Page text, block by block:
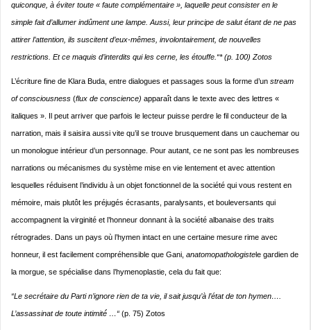
quiconque, à éviter toute « faute complémentaire », laquelle peut consister en le
simple fait d’allumer indûment une lampe. Aussi, leur principe de salut étant de ne pas
attirer l’attention, ils suscitent d’eux-mêmes, involontairement, de nouvelles
restrictions. Et ce maquis d’interdits qui les cerne, les étouffe.“* (p. 100) Zotos
L’écriture fine de Klara Buda, entre dialogues et passages sous la forme d’un stream
of consciousness (flux de conscience) apparaît dans le texte avec des lettres «
italiques ». Il peut arriver que parfois le lecteur puisse perdre le fil conducteur de la
narration, mais il saisira aussi vite qu’il se trouve brusquement dans un cauchemar ou
un monologue intérieur d’un personnage. Pour autant, ce ne sont pas les nombreuses
narrations ou mécanismes du système mise en vie lentement et avec attention
lesquelles réduisent l’individu à un objet fonctionnel de la société qui vous restent en
mémoire, mais plutôt les préjugés écrasants, paralysants, et bouleversants qui
accompagnent la virginité et l’honneur donnant à la société albanaise des traits
rétrogrades. Dans un pays où l’hymen intact en une certaine mesure rime avec
honneur, il est facilement compréhensible que Gani, anatomopathologistele gardien de
la morgue, se spécialise dans l’hymenoplastie, cela du fait que:
“Le secrétaire du Parti n’ignore rien de ta vie, il sait jusqu’à l’état de ton hymen….
L’assassinat de toute intimité́ …“ (p. 75) Zotos